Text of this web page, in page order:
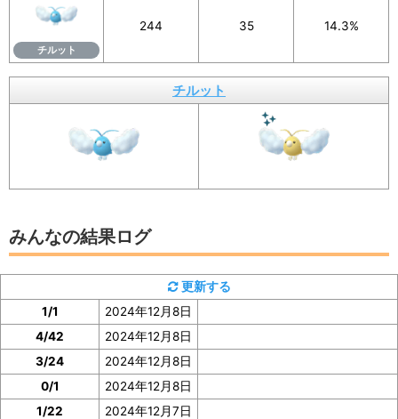
のログに公開されます。
画像を保存することもできるので、X（旧Twitte
r）などSNSでの共有にもぜひご活用ください。
イベント参加前に図鑑の「見つけた数」をスク
チルットの「見つけた数」は、チルットの図鑑ページで
確認できます。
イベント参加前に図鑑の「見つけた数」の部分のスクシ
ョを撮っておいたり、メモしておくと便利です。
ぜひご協力をお願いいたします。
チルット
244 35 14.3%
チルット
みんなの結果ログ
更新する
1/1
2024年12月8日
4/42
2024年12月8日
3/24
2024年12月8日
0/1
2024年12月8日
1/22
2024年12月7日